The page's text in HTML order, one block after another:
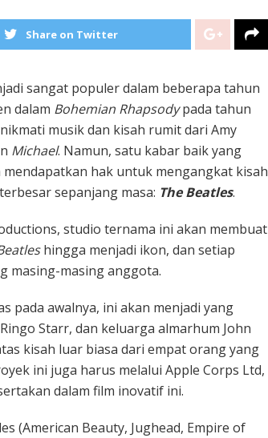
Share on Twitter
sangat populer dalam beberapa tahun
dalam Bohemian Rhapsodypada tahun
musik dan kisah rumit dari Amy
Michael. Namun, satu kabar baik yang
mendapatkan hak untuk mengangkat kisah
sepanjang masa: The Beatles.
studio ternama ini akan membuat
hingga menjadi ikon, dan setiap
masing-masing anggota.
pada awalnya, ini akan menjadi yang
Starr, dan keluarga almarhum John
kisah luar biasa dari empat orang yang
ini juga harus melalui Apple Corps Ltd,
dalam film inovatif ini.
(American Beauty, Jughead, Empire of